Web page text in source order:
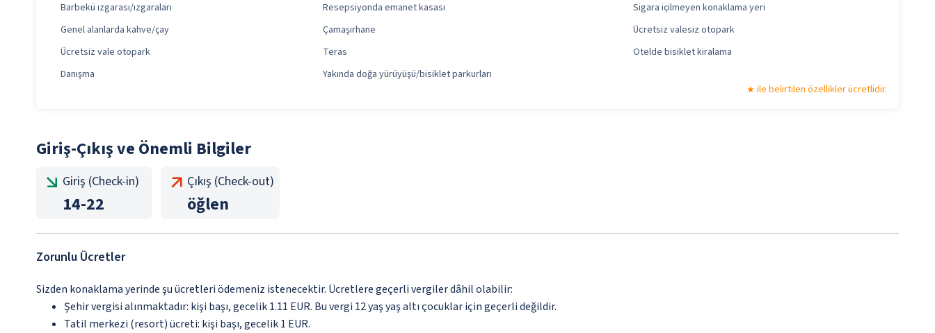
Barbekü ızgarası/ızgaraları
Resepsiyonda emanet kasası
Sigara içilmeyen konaklama yeri
Genel alanlarda kahve/çay
Çamaşırhane
Ücretsiz valesiz otopark
Ücretsiz vale otopark
Teras
Otelde bisiklet kiralama
Danışma
Yakında doğa yürüyüşü/bisiklet parkurları
ile belirtilen özellikler ücretlidir.
Giriş-Çıkış ve Önemli Bilgiler
Giriş (Check-in)
14-22
Çıkış (Check-out)
öğlen
Zorunlu Ücretler
Sizden konaklama yerinde şu ücretleri ödemeniz istenecektir. Ücretlere geçerli vergiler dâhil olabilir:
Şehir vergisi alınmaktadır: kişi başı, gecelik 1.11 EUR. Bu vergi 12 yaş yaş altı çocuklar için geçerli değildir.
Tatil merkezi (resort) ücreti: kişi başı, gecelik 1 EUR.